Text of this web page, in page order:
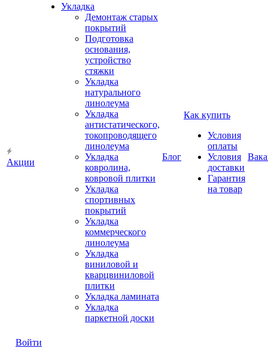
Акции
Укладка
Демонтаж старых
покрытий
Подготовка
основания,
устройство
стяжки
Укладка
натурального
линолеума
Укладка
антистатического,
токопроводящего
линолеума
Укладка
ковролина,
ковровой плитки
Укладка
спортивных
покрытий
Укладка
коммерческого
линолеума
Укладка
виниловой и
кварцвиниловой
плитки
Укладка ламината
Укладка
паркетной доски
Блог
Как купить
Условия
оплаты
Условия
доставки
Гарантия
на товар
Войти